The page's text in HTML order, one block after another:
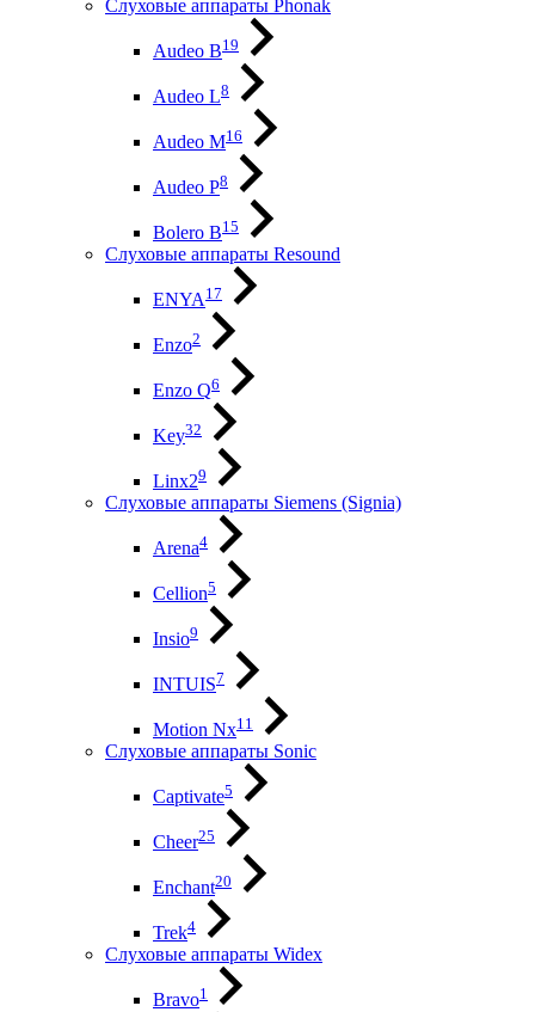
Слуховые аппараты Phonak
Audeo B19
Audeo L8
Audeo М16
Audeo P8
Bolero B15
Слуховые аппараты Resound
ENYA17
Enzo2
Enzo Q6
Key32
Linx29
Слуховые аппараты Siemens (Signia)
Arena4
Cellion5
Insio9
INTUIS7
Motion Nx11
Слуховые аппараты Sonic
Captivate5
Cheer25
Enchant20
Trek4
Слуховые аппараты Widex
Bravo1